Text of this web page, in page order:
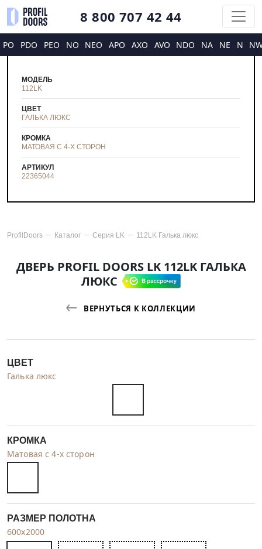
8 800 707 42 44
PO PDO PEO NO NEO APO AXO AVO NDO NA NE N
МОДЕЛЬ
112LK
ЦВЕТ
ГАЛЬКА ЛЮКС
КРОМКА
МАТОВАЯ С 4-Х СТОРОН
АРТИКУЛ
22365044
ProfilDoors Каталог Серия LK 112LK Галька люкс
ДВЕРЬ PROFIL DOORS LK 112LK ГАЛЬКА
ЛЮКС
ВЕРНУТЬСЯ К КОЛЛЕКЦИИ
ЦВЕТ
Галька люкс
КРОМКА
Матовая с 4-х сторон
РАЗМЕР ПОЛОТНА
600x2000